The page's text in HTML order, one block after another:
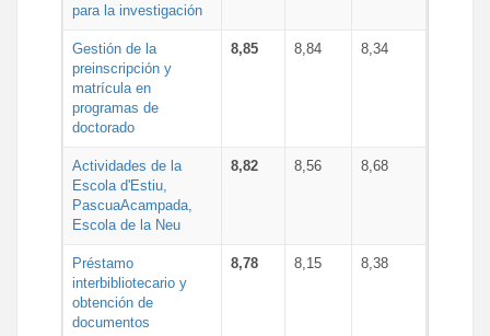
para la investigación
Gestión de la
preinscripción y
matrícula en
programas de
doctorado
8,85 8,84 8,34
Actividades de la
Escola d'Estiu,
PascuaAcampada,
Escola de la Neu
8,82 8,56 8,68
Préstamo
interbibliotecario y
obtención de
documentos
8,78 8,15 8,38